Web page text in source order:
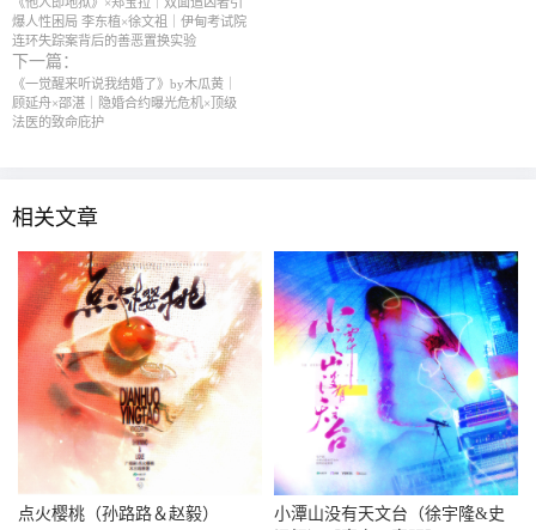
爆人性困局 李东植×徐文祖｜伊甸考试院
连环失踪案背后的善恶置换实验
下一篇：
《一觉醒来听说我结婚了》by木瓜黄｜
顾延舟×邵湛｜隐婚合约曝光危机×顶级
法医的致命庇护
相关文章
点火樱桃（孙路路＆赵毅）
小潭山没有天文台（徐宇隆&史